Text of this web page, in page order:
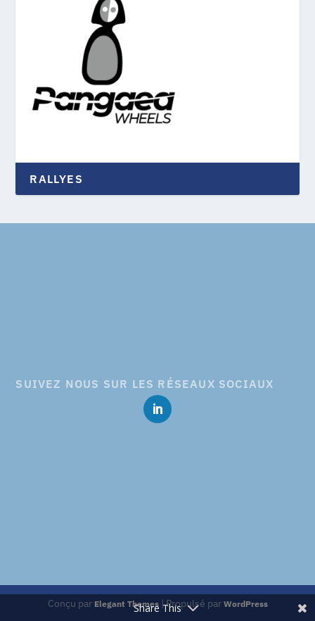
RALLYES
SUIVEZ NOUS SUR LES RÉSEAUX SOCIAUX
Conçu par Elegant Themes| Propulsé par WordPress
Share This